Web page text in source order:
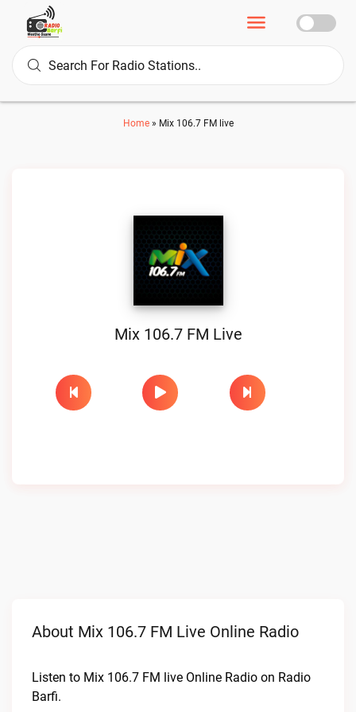
Home» Mix 106.7 FM live
Mix 106.7 FM Live
About Mix 106.7 FM Live Online Radio
Listen to Mix 106.7 FM live Online Radio on Radio
Barfi.